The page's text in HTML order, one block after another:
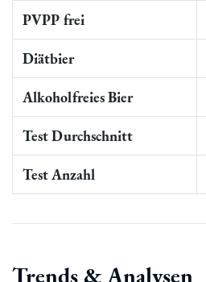
PVPP frei
Diätbier
Alkoholfreies Bier
Test Durchschnitt
Test Anzahl
Trends & Analysen